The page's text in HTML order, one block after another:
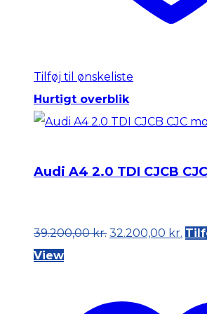
Tilføj til ønskeliste
Hurtigt overblik
Audi A4 2.0 TDI CJCB
39.200,00kr. Original
39.200,00 kr..
32.200,00 kr.
View